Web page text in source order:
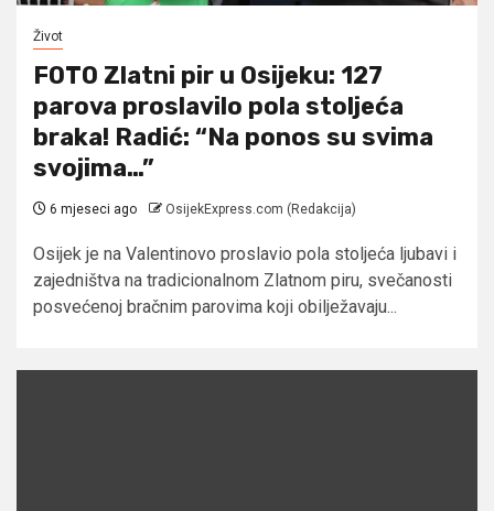
Život
FOTO Zlatni pir u Osijeku: 127
parova proslavilo pola stoljeća
braka! Radić: “Na ponos su svima
svojima…”
6 mjeseci ago OsijekExpress.com (Redakcija)
Osijek je na Valentinovo proslavio pola stoljeća ljubavi i
zajedništva na tradicionalnom Zlatnom piru, svečanosti
posvećenoj bračnim parovima koji obilježavaju...